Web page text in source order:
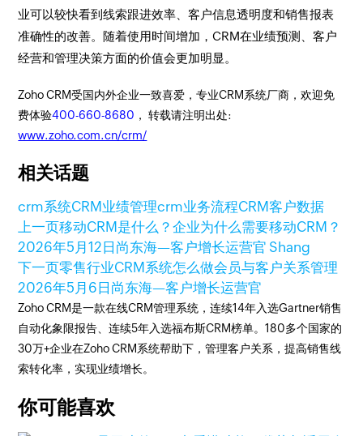
业可以较快看到线索跟进效率、客户信息透明度和销售报表
准确性的改善。随着使用时间增加，CRM在业绩预测、客户
经营和管理决策方面的价值会更加明显。
Zoho CRM受国内外企业一致喜爱，专业CRM系统厂商，欢迎免
费体验400-660-8680 ， 转载请注明出处:
www.zoho.com.cn/crm/
相关话题
crm系统CRM业绩管理crm业务流程CRM客户数据
上一页移动CRM是什么？企业为什么需要移动CRM？
2026年5月12日 尚东海—客户增长运营官 Shang
下一页零售行业CRM系统怎么做会员与客户关系管理
2026年5月6日 尚东海—客户增长运营官
Zoho CRM是一款在线CRM管理系统，连续14年入选Gartner销售
自动化象限报告、连续5年入选福布斯CRM榜单。180多个国家的
30万+企业在Zoho CRM系统帮助下，管理客户关系，提高销售线
索转化率，实现业绩增长。
你可能喜欢